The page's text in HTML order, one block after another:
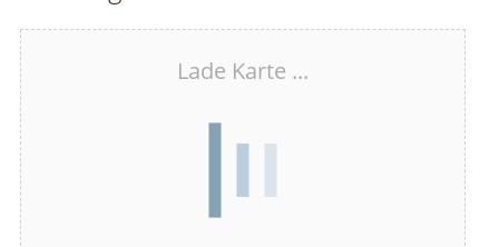
Lade Karte ...